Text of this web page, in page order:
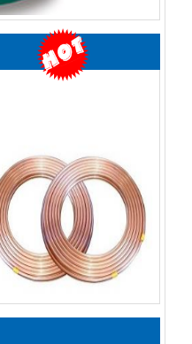
ỐNG ĐỒNG TRUNG